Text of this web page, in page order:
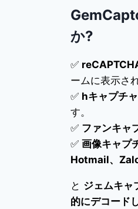
か?
✅
ームに表示さ
✅ hキャプチャ
す。
✅ ファンキャ
✅ 画像キャプ
Hotmail、
と ジェムキャ
的にデコード